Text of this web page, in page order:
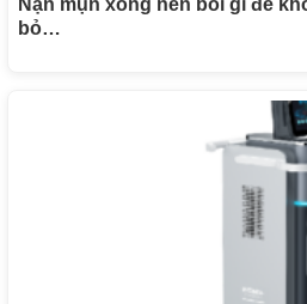
Nặn mụn xong nên bôi gì để
bỏ…